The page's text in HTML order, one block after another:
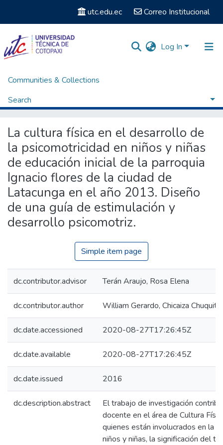
utc.edu.ec Correo Institucional
Log In
Communities & Collections
Search
Home Posgrados
La cultura física en el desarrollo de la psicomotricidad en niños y niñas de educación inicial de la parroquia Ignacio flores de la ciudad de Latacunga en el año 2013. Diseño de una guía de estimulación y desarrollo psicomotriz.
La cultura física en el desarrollo de
la psicomotricidad en niños y niñas
de educación inicial de la parroquia
Ignacio flores de la ciudad de
Latacunga en el año 2013. Diseño
de una guía de estimulación y
desarrollo psicomotriz.
Simple item page
dc.contributor.advisor Terán Araujo, Rosa Elena
dc.contributor.author William Gerardo, Chicaiza
dc.date.accessioned 2020-08-27T17:26:45Z
dc.date.available 2020-08-27T17:26:45Z
dc.date.issued 2016
dc.description.abstract
El trabajo de investigación
docente en el área de Cultura
quienes están involucrados en la
niños y niñas, la significación del